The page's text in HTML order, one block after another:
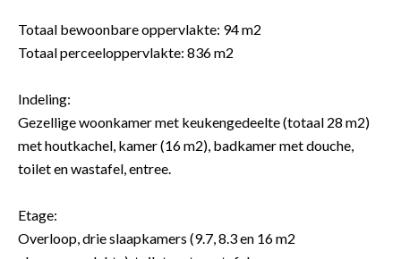
Totaal bewoonbare oppervlakte: 94 m2
Totaal perceeloppervlakte: 836 m2
Indeling:
Gezellige woonkamer met keukengedeelte (totaal 28 m2)
met houtkachel, kamer (16 m2), badkamer met douche,
toilet en wastafel, entree.
Etage:
Overloop, drie slaapkamers (9.7, 8.3 en 16 m2